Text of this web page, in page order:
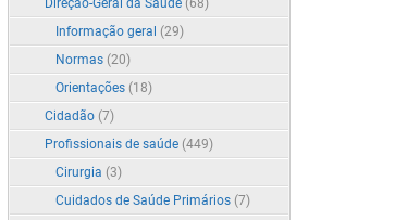
Direção-Geral da Saúde (68)
Informação geral (29)
Normas (20)
Orientações (18)
Cidadão (7)
Profissionais de saúde (449)
Cirurgia (3)
Cuidados de Saúde Primários (7)